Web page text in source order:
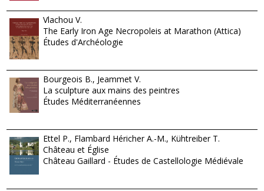
Vlachou V.
The Early Iron Age Necropoleis at Marathon (Attica)
Études d'Archéologie
Bourgeois B., Jeammet V.
La sculpture aux mains des peintres
Études Méditerranéennes
Ettel P., Flambard Héricher A.-M., Kühtreiber T.
Château et Église
Château Gaillard - Études de Castellologie Médiévale